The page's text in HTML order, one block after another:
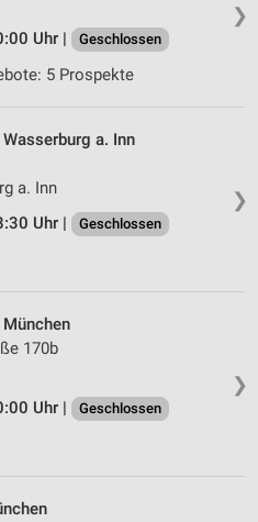
❯
Uhr |
Geschlossen
5 Prospekte
❯
a. Inn
a. Inn
Uhr |
Geschlossen
❯
170b
Uhr |
Geschlossen